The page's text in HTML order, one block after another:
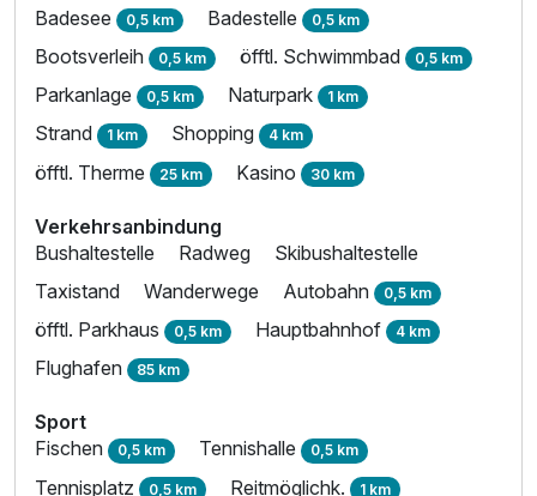
Badesee 0,5 km Badestelle 0,5 km
Bootsverleih 0,5 km öfftl. Schwimmbad 0,5 km
Parkanlage 0,5 km Naturpark 1 km
Strand 1 km Shopping 4 km
öfftl. Therme 25 km Kasino 30 km
Verkehrsanbindung
Bushaltestelle
Radweg
Skibushaltestelle
Taxistand
Wanderwege Autobahn 0,5 km
öfftl. Parkhaus 0,5 km Hauptbahnhof 4 km
Flughafen 85 km
Sport
Fischen 0,5 km Tennishalle 0,5 km
Tennisplatz 0,5 km Reitmöglichk. 1 km